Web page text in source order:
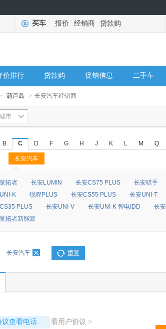
买车 报价 经销商 贷款购
价排行 贷款购 促销信息 二手车
> 葫芦岛 > 长安汽车经销商
市
B C D F G H J K L M Q
长安汽车
◆
◆
拓者 长安LUMIN 长安CS75 PLUS 长安猎手
K
锐程PLUS 长安CS55 PLUS 长安UNI-T
PLUS
长安UNI-V 长安UNI-K 智电iDD 长
拓者新能源
长安汽车 重置
议查看电话
2664 查看用户协议 >